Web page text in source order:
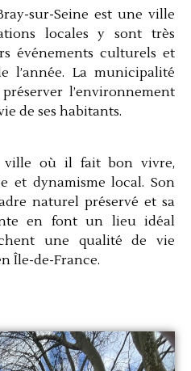
sur-Seine est une ville
locales y sont très
événements culturels et
l’année. La municipalité
l’environnement
de ses habitants.
ville où il fait bon vivre,
et dynamisme local. Son
naturel préservé et sa
en font un lieu idéal
une qualité de vie
Île-de-France.